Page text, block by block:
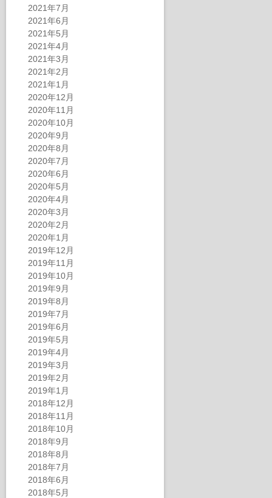
2021年7月
2021年6月
2021年5月
2021年4月
2021年3月
2021年2月
2021年1月
2020年12月
2020年11月
2020年10月
2020年9月
2020年8月
2020年7月
2020年6月
2020年5月
2020年4月
2020年3月
2020年2月
2020年1月
2019年12月
2019年11月
2019年10月
2019年9月
2019年8月
2019年7月
2019年6月
2019年5月
2019年4月
2019年3月
2019年2月
2019年1月
2018年12月
2018年11月
2018年10月
2018年9月
2018年8月
2018年7月
2018年6月
2018年5月